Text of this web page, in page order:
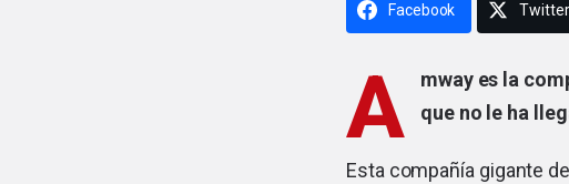
Facebook Twitter
A
mway es la
que no le ha
Esta compañía gigante